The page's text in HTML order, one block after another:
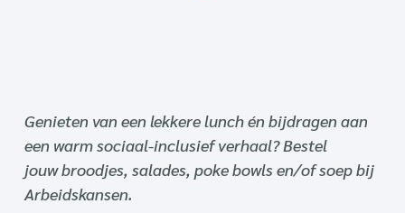
Genieten van een lekkere lunch én bijdragen aan
een warm sociaal-inclusief verhaal? Bestel
jouw broodjes, salades, poke bowls en/of soep bij
Arbeidskansen.